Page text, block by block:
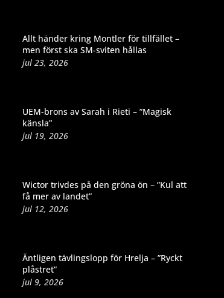
Allt händer kring Montler för tillfället –
men först ska SM-sviten hållas
jul 23, 2026
UEM-brons av Sarah i Rieti – ”Magisk
känsla”
jul 19, 2026
Wictor trivdes på den gröna ön – ”Kul att
få mer av landet”
jul 12, 2026
Äntligen tävlingslopp för Hrelja – ”Ryckt
plåstret”
jul 9, 2026